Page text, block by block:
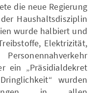
die neue Regierung
Haushaltsdisziplin
wurde halbiert und
Elektrizität,
ein „Präsidialdekret
wurden